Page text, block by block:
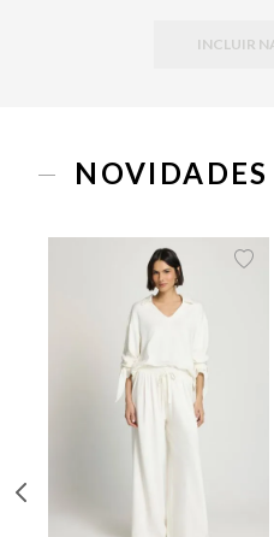
INCLUIR